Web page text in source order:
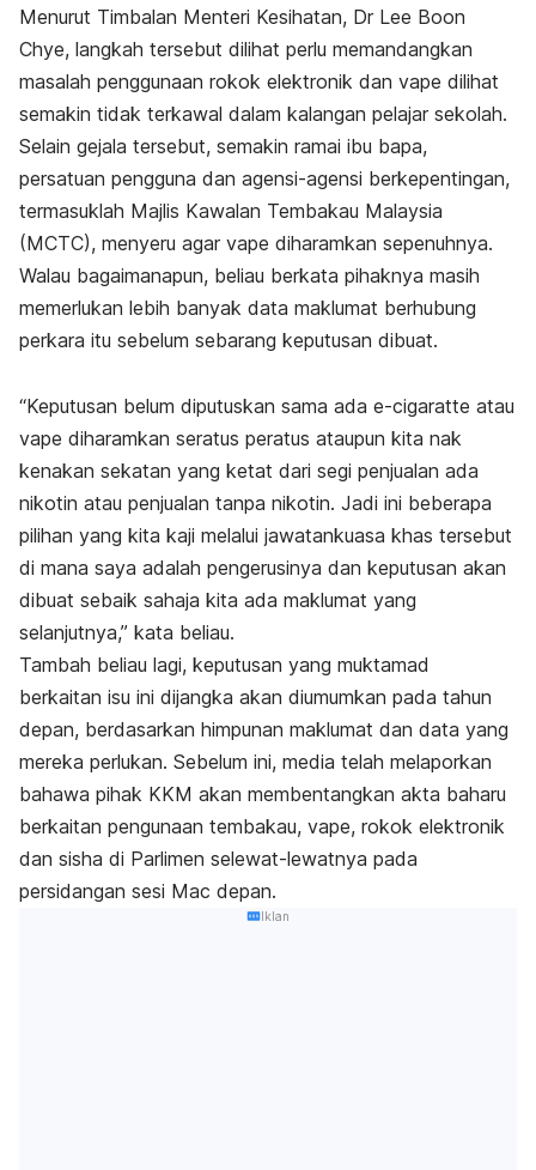
Menurut Timbalan Menteri Kesihatan, Dr Lee Boon
Chye, langkah tersebut dilihat perlu memandangkan
masalah penggunaan rokok elektronik dan vape dilihat
semakin tidak terkawal dalam kalangan pelajar sekolah.
Selain gejala tersebut, semakin ramai ibu bapa,
persatuan pengguna dan agensi-agensi berkepentingan,
termasuklah Majlis Kawalan Tembakau Malaysia
(MCTC), menyeru agar vape diharamkan sepenuhnya.
Walau bagaimanapun, beliau berkata pihaknya masih
memerlukan lebih banyak data maklumat berhubung
perkara itu sebelum sebarang keputusan dibuat.
“Keputusan belum diputuskan sama ada e-cigaratte atau
vape diharamkan seratus peratus ataupun kita nak
kenakan sekatan yang ketat dari segi penjualan ada
nikotin atau penjualan tanpa nikotin. Jadi ini beberapa
pilihan yang kita kaji melalui jawatankuasa khas tersebut
di mana saya adalah pengerusinya dan keputusan akan
dibuat sebaik sahaja kita ada maklumat yang
selanjutnya,” kata beliau.
Tambah beliau lagi, keputusan yang muktamad
berkaitan isu ini dijangka akan diumumkan pada tahun
depan, berdasarkan himpunan maklumat dan data yang
mereka perlukan. Sebelum ini, media telah melaporkan
bahawa pihak KKM akan membentangkan akta baharu
berkaitan pengunaan tembakau, vape, rokok elektronik
dan sisha di Parlimen selewat-lewatnya pada
persidangan sesi Mac depan.
Iklan